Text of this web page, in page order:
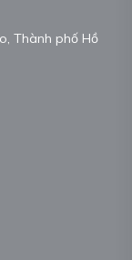
Thành phố Hồ